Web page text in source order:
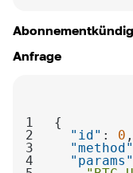
Anfrage
1
2
"id" : 0
3
"method"
4
"params"